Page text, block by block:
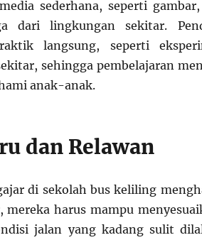
sederhana, seperti
dari lingkungan sekitar.
langsung, seperti
sehingga pembelajaran
anak-anak.
dan Relawan
di sekolah bus keliling
mereka harus mampu
jalan yang kadang sulit